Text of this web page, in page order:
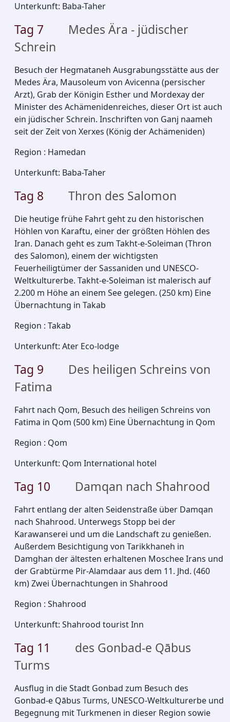
Unterkunft: Baba-Taher
Tag 7
Medes Ära - jüdischer
Schrein
Besuch der Hegmataneh Ausgrabungsstätte aus der
Medes Ära, Mausoleum von Avicenna (persischer
Arzt), Grab der Königin Esther und Mordexay der
Minister des Achämenidenreiches, dieser Ort ist auch
ein jüdischer Schrein. Inschriften von Ganj naameh
seit der Zeit von Xerxes (König der Achämeniden)
Region : Hamedan
Unterkunft: Baba-Taher
Tag 8 Thron des Salomon
Die heutige frühe Fahrt geht zu den historischen
Höhlen von Karaftu, einer der größten Höhlen des
Iran. Danach geht es zum Takht-e-Soleiman (Thron
des Salomon), einem der wichtigsten
Feuerheiligtümer der Sassaniden und UNESCO-
Weltkulturerbe. Takht-e-Soleiman ist malerisch auf
2.200 m Höhe an einem See gelegen. (250 km) Eine
Übernachtung in Takab
Region : Takab
Unterkunft: Ater Eco-lodge
Tag 9
Des heiligen Schreins von
Fatima
Fahrt nach Qom, Besuch des heiligen Schreins von
Fatima in Qom (500 km) Eine Übernachtung in Qom
Region : Qom
Unterkunft: Qom International hotel
Tag 10 Damqan nach Shahrood
Fahrt entlang der alten Seidenstraße über Damqan
nach Shahrood. Unterwegs Stopp bei der
Karawanserei und um die Landschaft zu genießen.
Außerdem Besichtigung von Tarikkhaneh in
Damghan der ältesten erhaltenen Moschee Irans und
der Grabtürme Pir-Alamdaar aus dem 11. Jhd. (460
km) Zwei Übernachtungen in Shahrood
Region : Shahrood
Unterkunft: Shahrood tourist Inn
Tag 11
des Gonbad-e Qābus
Turms
Ausflug in die Stadt Gonbad zum Besuch des
Gonbad-e Qābus Turms, UNESCO-Weltkulturerbe und
Begegnung mit Turkmenen in dieser Region sowie